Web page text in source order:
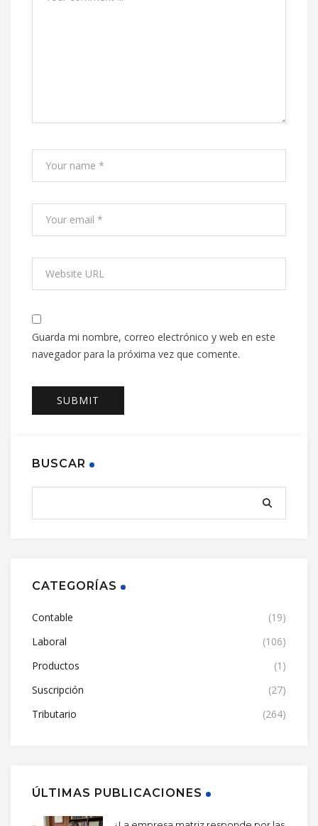
Guarda mi nombre, correo electrónico y web en este
navegador para la próxima vez que comente.
BUSCAR
CATEGORÍAS
Contable
(19)
Laboral
(106)
Productos
(1)
Suscripción
(27)
Tributario
(264)
ÚLTIMAS PUBLICACIONES